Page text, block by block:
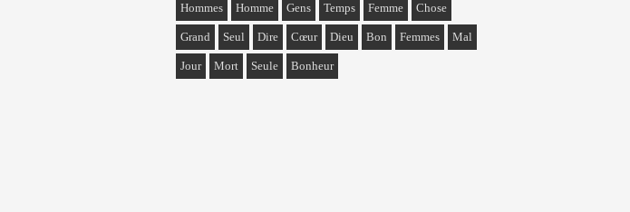
Hommes Homme Gens Temps Femme Chose
Grand Seul Dire Cœur Dieu Bon Femmes Mal
Jour Mort Seule Bonheur